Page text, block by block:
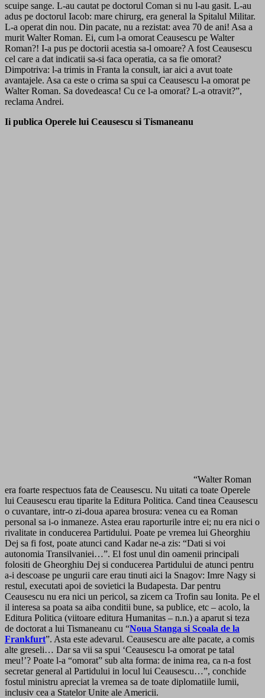
scuipe sange. L-au cautat pe doctorul Coman si nu l-au gasit. L-au
adus pe doctorul Iacob: mare chirurg, era general la Spitalul Militar.
L-a operat din nou. Din pacate, nu a rezistat: avea 70 de ani! Asa a
murit Walter Roman. Ei, cum l-a omorat Ceausescu pe Walter
Roman?! I-a pus pe doctorii acestia sa-l omoare? A fost Ceausescu
cel care a dat indicatii sa-si faca operatia, ca sa fie omorat?
Dimpotriva: l-a trimis in Franta la consult, iar aici a avut toate
avantajele. Asa ca este o crima sa spui ca Ceausescu l-a omorat pe
Walter Roman. Sa dovedeasca! Cu ce l-a omorat? L-a otravit?”,
reclama Andrei.
Ii publica Operele lui Ceausescu si Tismaneanu
“Walter Roman
era foarte respectuos fata de Ceausescu. Nu uitati ca toate Operele
lui Ceausescu erau tiparite la Editura Politica. Cand tinea Ceausescu
o cuvantare, intr-o zi-doua aparea brosura: venea cu ea Roman
personal sa i-o inmaneze. Astea erau raporturile intre ei; nu era nici o
rivalitate in conducerea Partidului. Poate pe vremea lui Gheorghiu
Dej sa fi fost, poate atunci cand Kadar ne-a zis: “Dati si voi
autonomia Transilvaniei…”. El fost unul din oamenii principali
folositi de Gheorghiu Dej si conducerea Partidului de atunci pentru
a-i descoase pe ungurii care erau tinuti aici la Snagov: Imre Nagy si
restul, executati apoi de sovietici la Budapesta. Dar pentru
Ceausescu nu era nici un pericol, sa zicem ca Trofin sau Ionita. Pe el
il interesa sa poata sa aiba conditii bune, sa publice, etc – acolo, la
Editura Politica (viitoare editura Humanitas – n.n.) a aparut si teza
de doctorat a lui Tismaneanu cu “Noua Stanga si Scoala de la
Frankfurt”. Asta este adevarul. Ceausescu are alte pacate, a comis
alte greseli… Dar sa vii sa spui ‘Ceausescu l-a omorat pe tatal
meu!’? Poate l-a “omorat” sub alta forma: de inima rea, ca n-a fost
secretar general al Partidului in locul lui Ceausescu…”, conchide
fostul ministru apreciat la vremea sa de toate diplomatiile lumii,
inclusiv cea a Statelor Unite ale Americii.